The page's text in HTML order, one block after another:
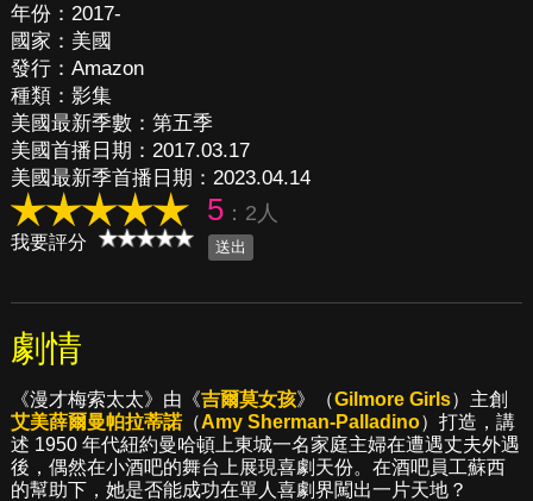
年份：2017-
國家：美國
發行：Amazon
種類：影集
美國最新季數：第五季
美國首播日期：2017.03.17
美國最新季首播日期：2023.04.14
5：2人
我要評分
劇情
《漫才梅索太太》由《吉爾莫女孩》（Gilmore Girls）主創
艾美薛爾曼帕拉蒂諾（Amy Sherman-Palladino）打造，講
述 1950 年代紐約曼哈頓上東城一名家庭主婦在遭遇丈夫外遇
後，偶然在小酒吧的舞台上展現喜劇天份。在酒吧員工蘇西
的幫助下，她是否能成功在單人喜劇界闖出一片天地？